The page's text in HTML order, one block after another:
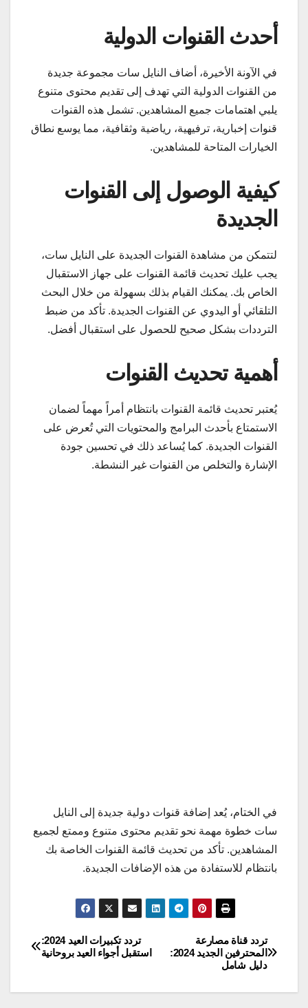
أحدث القنوات الدولية
في الآونة الأخيرة، أضاف النايل سات مجموعة جديدة
من القنوات الدولية التي تهدف إلى تقديم محتوى متنوع
يلبي اهتمامات جميع المشاهدين. تشمل هذه القنوات
قنوات إخبارية، ترفيهية، رياضية وثقافية، مما يوسع نطاق
الخيارات المتاحة للمشاهدين.
كيفية الوصول إلى القنوات
الجديدة
لتتمكن من مشاهدة القنوات الجديدة على النايل سات،
يجب عليك تحديث قائمة القنوات على جهاز الاستقبال
الخاص بك. يمكنك القيام بذلك بسهولة من خلال البحث
التلقائي أو اليدوي عن القنوات الجديدة. تأكد من ضبط
الترددات بشكل صحيح للحصول على استقبال أفضل.
أهمية تحديث القنوات
يُعتبر تحديث قائمة القنوات بانتظام أمراً مهماً لضمان
الاستمتاع بأحدث البرامج والمحتويات التي تُعرض على
القنوات الجديدة. كما يُساعد ذلك في تحسين جودة
الإشارة والتخلص من القنوات غير النشطة.
في الختام، يُعد إضافة قنوات دولية جديدة إلى النايل
سات خطوة مهمة نحو تقديم محتوى متنوع وممتع لجميع
المشاهدين. تأكد من تحديث قائمة القنوات الخاصة بك
بانتظام للاستفادة من هذه الإضافات الجديدة.
تصفّح
المقالات
تردد تكبيرات العيد 2024:
استقبل أجواء العيد بروحانية
تردد قناة مصارعة
المحترفين الجديد 2024:
دليل شامل